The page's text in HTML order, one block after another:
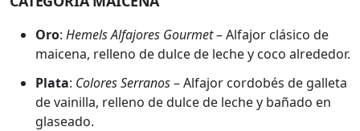
Oro: Hemels Alfajores Gourmet– Alfajor clásico de
maicena, relleno de dulce de leche y coco alrededor.
Plata: Colores Serranos– Alfajor cordobés de galleta
de vainilla, relleno de dulce de leche y bañado en
glaseado.